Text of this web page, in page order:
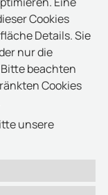
und
Welche Zutrittskontrolllösungen bietet deister für Unternehmen an?
Cookies
Details. Sie
nur die
beachten
Cookies
unsere